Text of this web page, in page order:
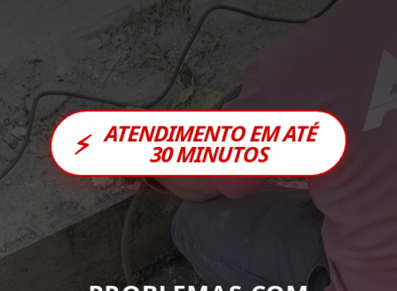
⚡ ATENDIMENTO EM ATÉ
30 MINUTOS